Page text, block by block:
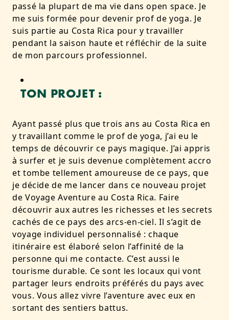
passé la plupart de ma vie dans open space. Je
me suis formée pour devenir prof de yoga. Je
suis partie au Costa Rica pour y travailler
pendant la saison haute et réfléchir de la suite
de mon parcours professionnel.
TON PROJET :
Ayant passé plus que trois ans au Costa Rica en
y travaillant comme le prof de yoga, j’ai eu le
temps de découvrir ce pays magique. J’ai appris
à surfer et je suis devenue complètement accro
et tombe tellement amoureuse de ce pays, que
je décide de me lancer dans ce nouveau projet
de Voyage Aventure au Costa Rica. Faire
découvrir aux autres les richesses et les secrets
cachés de ce pays des arcs-en-ciel. Il s’agit de
voyage individuel personnalisé : chaque
itinéraire est élaboré selon l’affinité de la
personne qui me contacte. C’est aussi le
tourisme durable. Ce sont les locaux qui vont
partager leurs endroits préférés du pays avec
vous. Vous allez vivre l’aventure avec eux en
sortant des sentiers battus.